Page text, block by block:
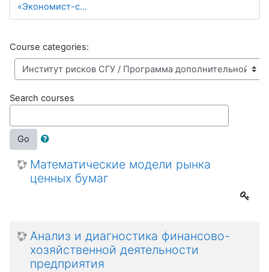
«Экономист-с...
Course categories:
Search courses
Go
Математические модели рынка
ценных бумаг
Анализ и диагностика финансово-
хозяйственной деятельности
предприятия